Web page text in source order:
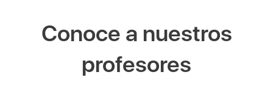
Conoce a nuestros
profesores